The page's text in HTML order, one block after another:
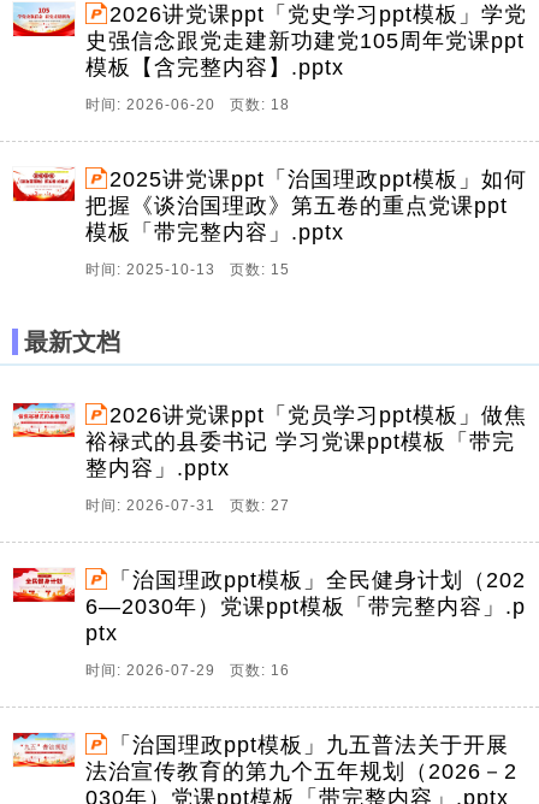
2026讲党课ppt「党史学习ppt模板」学党
史强信念跟党走建新功建党105周年党课ppt
模板【含完整内容】.pptx
时间: 2026-06-20 页数: 18
2025讲党课ppt「治国理政ppt模板」如何
把握《谈治国理政》第五卷的重点党课ppt
模板「带完整内容」.pptx
时间: 2025-10-13 页数: 15
最新文档
2026讲党课ppt「党员学习ppt模板」做焦
裕禄式的县委书记 学习党课ppt模板「带完
整内容」.pptx
时间: 2026-07-31 页数: 27
「治国理政ppt模板」全民健身计划（202
6—2030年）党课ppt模板「带完整内容」.p
ptx
时间: 2026-07-29 页数: 16
「治国理政ppt模板」九五普法关于开展
法治宣传教育的第九个五年规划（2026－2
030年）党课ppt模板「带完整内容」.pptx